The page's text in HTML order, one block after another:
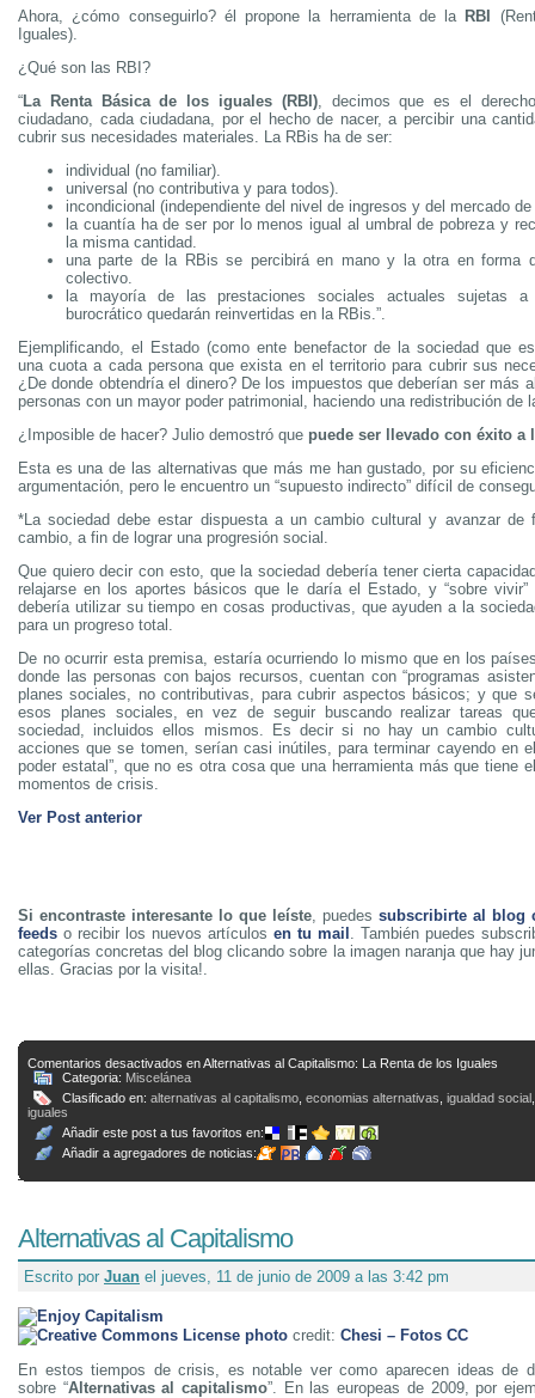
Ahora, ¿cómo conseguirlo? él propone la herramienta de la RBI
Iguales).
¿Qué son las RBI?
“La Renta Básica de los iguales (RBI), decimos que es el
ciudadano, cada ciudadana, por el hecho de nacer, a percibir una
cubrir sus necesidades materiales. La RBis ha de ser:
individual (no familiar).
universal (no contributiva y para todos).
incondicional (independiente del nivel de ingresos y del mercado
la cuantía ha de ser por lo menos igual al umbral de pobreza y
la misma cantidad.
una parte de la RBis se percibirá en mano y la otra en forma
colectivo.
la mayoría de las prestaciones sociales actuales sujetas
burocrático quedarán reinvertidas en la RBis.”.
Ejemplificando, el Estado (como ente benefactor de la sociedad que
una cuota a cada persona que exista en el territorio para cubrir sus
¿De donde obtendría el dinero? De los impuestos que deberían ser más
personas con un mayor poder patrimonial, haciendo una redistribución de
¿Imposible de hacer? Julio demostró que puede ser llevado con éxito a
Esta es una de las alternativas que más me han gustado, por su
argumentación, pero le encuentro un “supuesto indirecto” difícil de
*La sociedad debe estar dispuesta a un cambio cultural y avanzar de
cambio, a fin de lograr una progresión social.
Que quiero decir con esto, que la sociedad debería tener cierta
relajarse en los aportes básicos que le daría el Estado, y “sobre
debería utilizar su tiempo en cosas productivas, que ayuden a la
para un progreso total.
De no ocurrir esta premisa, estaría ocurriendo lo mismo que en los
donde las personas con bajos recursos, cuentan con “programas
planes sociales, no contributivas, para cubrir aspectos básicos; y que
esos planes sociales, en vez de seguir buscando realizar tareas
sociedad, incluidos ellos mismos. Es decir si no hay un cambio
acciones que se tomen, serían casi inútiles, para terminar cayendo en
poder estatal”, que no es otra cosa que una herramienta más que tiene
momentos de crisis.
Ver Post anterior
Si encontraste interesante lo que leíste , puedessubscribirte al blog
feeds o recibir los nuevos artículosen tu mail . También puedes
categorías concretas del blog clicando sobre la imagen naranja que hay
ellas. Gracias por la visita!.
Comentarios desactivados en Alternativas al Capitalismo: La Renta de los Iguales
Categoria: Miscelánea
Clasificado en: alternativas al capitalismo economias alternativas igualdad social
iguales
Añadir este post a tus favoritos en:
Añadir a agregadores de noticias:
Alternativas al Capitalismo
Escrito por Juan el jueves, 11 de junio de 2009 a las 3:42 pm
photo credit: Chesi – Fotos CC
En estos tiempos de crisis, es notable ver como aparecen ideas de
sobre “Alternativas al capitalismo”. En las europeas de 2009, por